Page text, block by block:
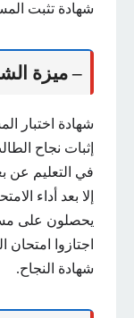
شهادة تثبت
– ميزة
شهادة اختبار
إثبات نجاح
في التعليم عن
إلا بعد أداء
يحصلون على
اجتازوا
شهادة النجاح.